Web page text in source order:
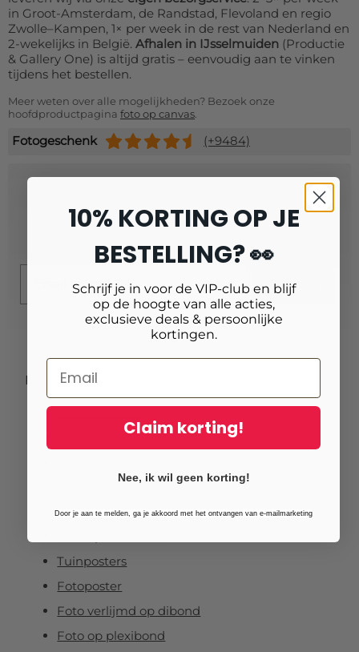
in Groot-Amsterdam, de Randstad, Flevoland en regio
Zwolle–Kampen, 1× per week in de rest van Nederland en
2-wekelijks in België. Afhalen in IJsselmuiden (Productie
& Gallery One) is altijd gratis – eenvoudig aan te vinken
tijdens het bestellen.
Meer weten over alle mogelijkheden? Bezoek onze
hoofdproductpagina foto op canvas.
Fotogeschenk (+9484)
Schrijf je in voor onze nieuwsbrief
en ontvang10% extra korting!
Schrijf je in
Producten
Fotovergrotingen
Foto op aluminium
Foto op canvas
Tuinposters
Fotoposter
Foto verlijmd op dibond
Foto op plexibond
10% KORTING OP JE
BESTELLING? 👀
Schrijf je in voor de VIP-club en blijf
op de hoogte van alle acties,
exclusieve deals & persoonlijke
kortingen.
Claim korting!
Nee, ik wil geen korting!
Door je aan te melden, ga je akkoord met het ontvangen van e-mailmarketing